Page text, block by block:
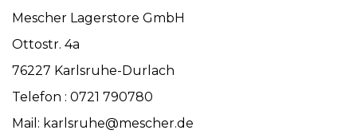
Mescher Lagerstore GmbH
Ottostr. 4a
76227 Karlsruhe-Durlach
Telefon : 0721 790780
Mail: karlsruhe@mescher.de